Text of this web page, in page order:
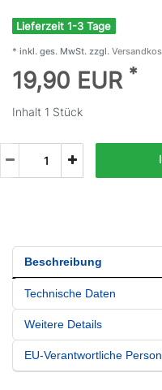
Lieferzeit 1-3 Tage
* inkl. ges. MwSt. zzgl.
19,90 EUR *
Inhalt 1 Stück
Beschreibung
Technische Daten
Weitere Details
EU-Verantwortliche Person